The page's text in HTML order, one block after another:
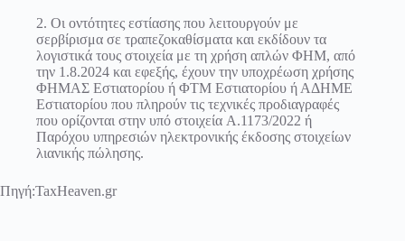
2. Οι οντότητες εστίασης που λειτουργούν με
σερβίρισμα σε τραπεζοκαθίσματα και εκδίδουν τα
λογιστικά τους στοιχεία με τη χρήση απλών ΦΗΜ, από
την 1.8.2024 και εφεξής, έχουν την υποχρέωση χρήσης
ΦΗΜΑΣ Εστιατορίου ή ΦΤΜ Εστιατορίου ή ΑΔΗΜΕ
Εστιατορίου που πληρούν τις τεχνικές προδιαγραφές
που ορίζονται στην υπό στοιχεία Α.1173/2022 ή
Παρόχου υπηρεσιών ηλεκτρονικής έκδοσης στοιχείων
λιανικής πώλησης.
Πηγή:TaxHeaven.gr